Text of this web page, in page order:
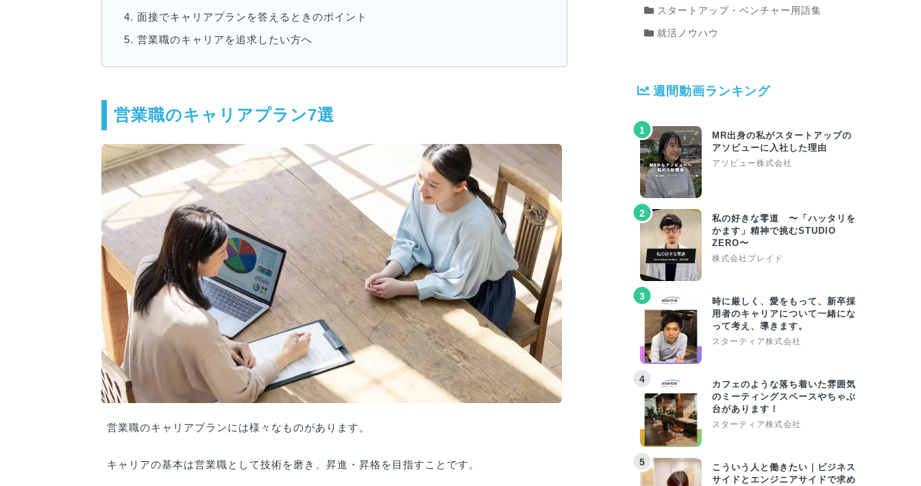
4. 面接でキャリアプランを答えるときのポイント
5. 営業職のキャリアを追求したい方へ
営業職のキャリアプラン7選
営業職のキャリアプランには様々なものがあります。
キャリアの基本は営業職として技術を磨き、昇進・昇格を目指すことです。
スタートアップ・ベンチャー用語集
就活ノウハウ
週間動画ランキング
1
MR出身の私がスタートアップの
アソビューに入社した理由
アソビュー株式会社
2
私の好きな零道 〜「ハッタリを
かます」精神で挑むSTUDIO
ZERO〜
株式会社プレイド
3
時に厳しく、愛をもって、新卒採
用者のキャリアについて一緒にな
って考え、導きます。
スターティア株式会社
4
カフェのような落ち着いた雰囲気
のミーティングスペースやちゃぶ
台があります！
スターティア株式会社
5
こういう人と働きたい｜ビジネス
サイドとエンジニアサイドで求め